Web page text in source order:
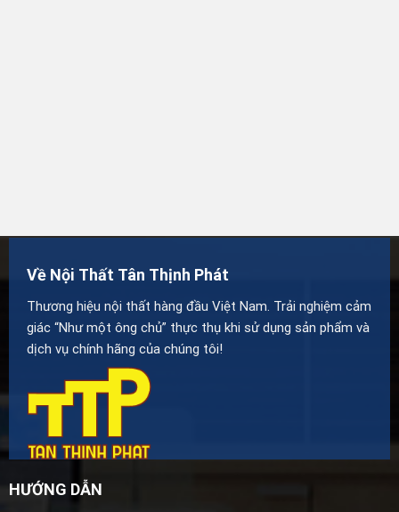
Về Nội Thất Tân Thịnh Phát
Thương hiệu nội thất hàng đầu Việt Nam. Trải nghiệm cảm
giác “Như một ông chủ” thực thụ khi sử dụng sản phẩm và
dịch vụ chính hãng của chúng tôi!
HƯỚNG DẪN